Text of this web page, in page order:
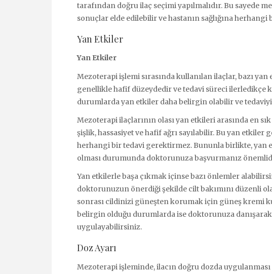
tarafından doğru ilaç seçimi yapılmalıdır. Bu sayede
sonuçlar elde edilebilir ve hastanın sağlığına
Yan Etkiler
Yan Etkiler
Mezoterapi işlemi sırasında kullanılan ilaçlar, bazı
genellikle hafif düzeydedir ve tedavi süreci ilerledikçe
durumlarda yan etkiler daha belirgin olabilir ve
Mezoterapi ilaçlarının olası yan etkileri arasında en
şişlik, hassasiyet ve hafif ağrı sayılabilir. Bu yan
herhangi bir tedavi gerektirmez. Bununla birlikte, yan
olması durumunda doktorunuza başvurmanız
Yan etkilerle başa çıkmak içinse bazı önlemler
doktorunuzun önerdiği şekilde cilt bakımını düzenli
sonrası cildinizi güneşten korumak için güneş kremi
belirgin olduğu durumlarda ise doktorunuza
uygulayabilirsiniz.
Doz Ayarı
Mezoterapi işleminde, ilacın doğru dozda